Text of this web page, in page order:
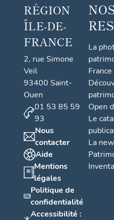
RÉGION
ÎLE-DE-
FRANCE
2, rue Simone
Veil
93400 Saint-
Ouen
01 53 85 59
93
Nous
contacter
Aide
Mentions
légales
Politique de
confidentialité
Accessibilité :
La
France
Open
Le
La